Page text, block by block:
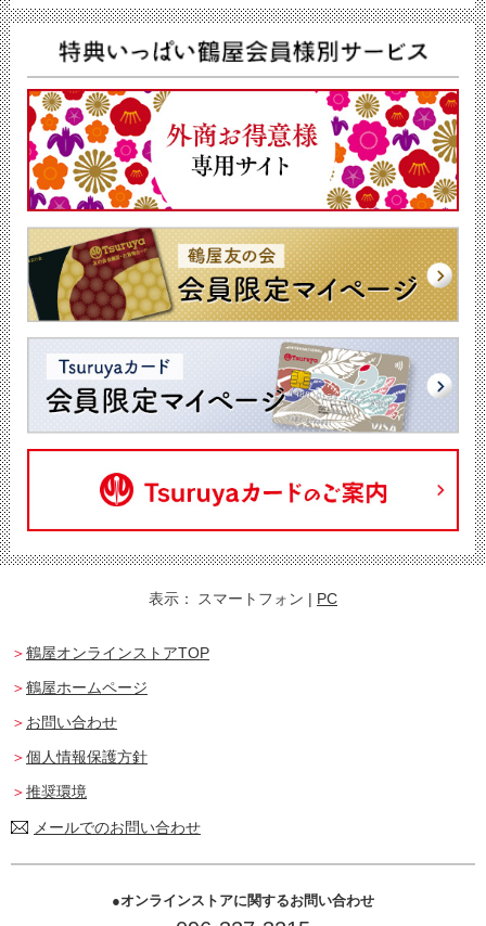
表示： スマートフォン | PC
鶴屋オンラインストアTOP
鶴屋ホームページ
お問い合わせ
個人情報保護方針
推奨環境
メールでのお問い合わせ
オンラインストアに関するお問い合わせ